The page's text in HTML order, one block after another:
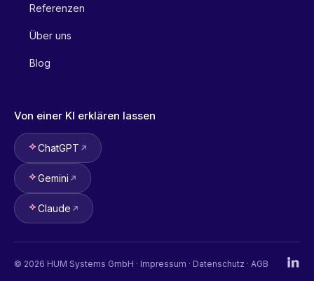
Referenzen
Über uns
Blog
Von einer KI erklären lassen
ChatGPT
Gemini
Claude
© 2026 HUM Systems GmbH · Impressum · Datenschutz · AGB